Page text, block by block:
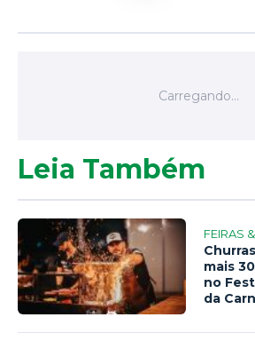
Leia Também
FEIRAS
mais
no
da